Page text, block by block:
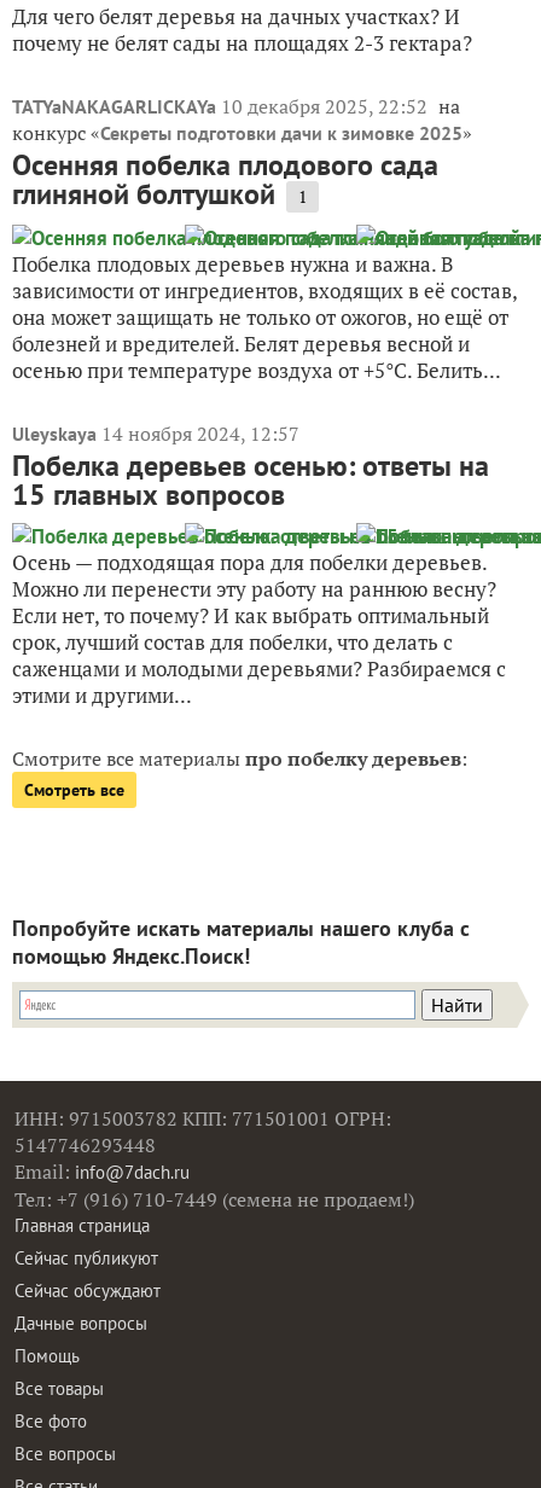
Для чего белят деревья на дачных участках? И
почему не белят сады на площадях 2-3 гектара?
TATYaNAKAGARLICKAYa 10 декабря 2025, 22:52 на
конкурс «Секреты подготовки дачи к зимовке 2025»
Осенняя побелка плодового сада
глиняной болтушкой 1
Побелка плодовых деревьев нужна и важна. В
зависимости от ингредиентов, входящих в её состав,
она может защищать не только от ожогов, но ещё от
болезней и вредителей. Белят деревья весной и
осенью при температуре воздуха от +5°C. Белить...
Uleyskaya 14 ноября 2024, 12:57
Побелка деревьев осенью: ответы на
15 главных вопросов
Осень — подходящая пора для побелки деревьев.
Можно ли перенести эту работу на раннюю весну?
Если нет, то почему? И как выбрать оптимальный
срок, лучший состав для побелки, что делать с
саженцами и молодыми деревьями? Разбираемся с
этими и другими...
Смотрите все материалыпро побелку деревьев:
Смотреть все
Попробуйте искать материалы нашего клуба с
помощью Яндекс.Поиск!
ИНН: 9715003782 КПП: 771501001 ОГРН:
5147746293448
Email: info@7dach.ru
Тел: +7 (916) 710-7449 (семена не продаем!)
Главная страница
Сейчас публикуют
Сейчас обсуждают
Дачные вопросы
Помощь
Все товары
Все фото
Все вопросы